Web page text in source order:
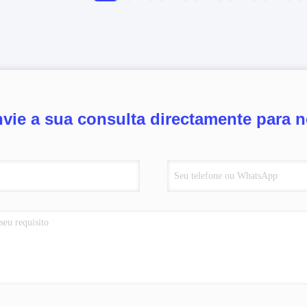
a sua consulta directamente para